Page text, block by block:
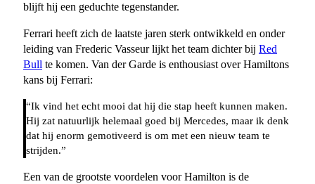
blijft hij een geduchte tegenstander.
Ferrari heeft zich de laatste jaren sterk ontwikkeld en onder
leiding van Frederic Vasseur lijkt het team dichter bij Red
Bull te komen. Van der Garde is enthousiast over Hamiltons
kans bij Ferrari:
“Ik vind het echt mooi dat hij die stap heeft kunnen maken.
Hij zat natuurlijk helemaal goed bij Mercedes, maar ik denk
dat hij enorm gemotiveerd is om met een nieuw team te
strijden.”
Een van de grootste voordelen voor Hamilton is de